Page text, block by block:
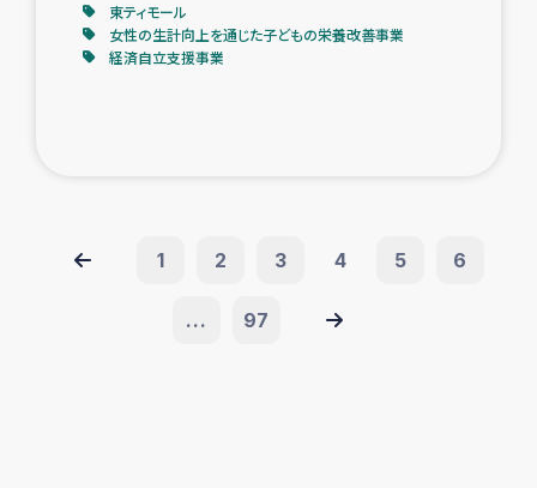
東ティモール
女性の生計向上を通じた子どもの栄養改善事業
経済自立支援事業
1 2 3 4 5 6
... 97